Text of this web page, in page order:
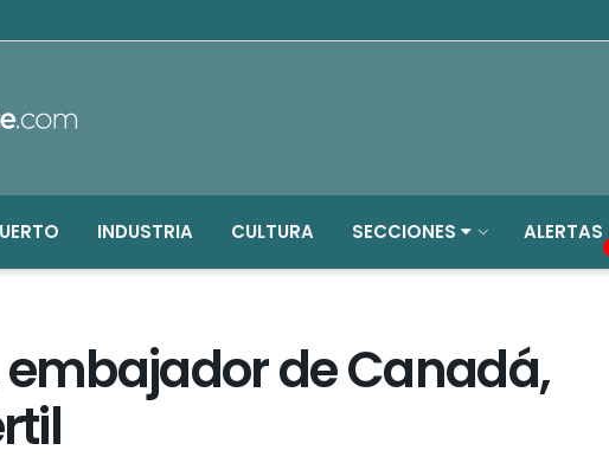
INDUSTRIA CULTURA SECCIONES ALERTAS
embajador de Canadá,